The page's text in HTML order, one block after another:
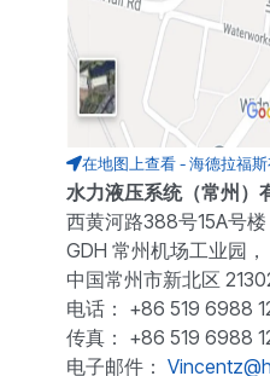
在地图上查看 - 海德拉福
水力液压系统（常州）
西黄河路388号15A号楼
GDH 常州机场工业园，
中国常州市新北区
电话： +86 519 6988
传真： +86 519 6988
电子邮件：